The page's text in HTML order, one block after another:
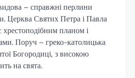
– справжні перлини
Церква Святих Петра і Павла
планом і
Поруч – греко-католицька
Богородиці, з високою
на свята.